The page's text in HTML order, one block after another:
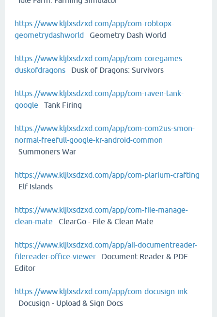
https://www.kljlxsdzxd.com/app/com-robtopx-
geometrydashworld Geometry Dash World
https://www.kljlxsdzxd.com/app/com-coregames-
duskofdragons Dusk of Dragons: Survivors
https://www.kljlxsdzxd.com/app/com-raven-tank-
google Tank Firing
https://www.kljlxsdzxd.com/app/com-com2us-smon-
normal-freefull-google-kr-android-common
Summoners War
https://www.kljlxsdzxd.com/app/com-plarium-crafting
Elf Islands
https://www.kljlxsdzxd.com/app/com-file-manage-
clean-mate ClearGo - File & Clean Mate
https://www.kljlxsdzxd.com/app/all-documentreader-
filereader-office-viewer Document Reader & PDF
Editor
https://www.kljlxsdzxd.com/app/com-docusign-ink
Docusign - Upload & Sign Docs